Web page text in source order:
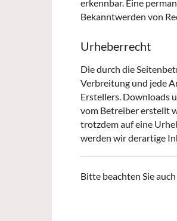
erkennbar. Eine
Bekanntwerden von
Urheberrecht
Die durch die
Verbreitung und jede
Erstellers. Downloads
vom Betreiber erstellt
trotzdem auf eine
werden wir derartige
Bitte beachten Sie